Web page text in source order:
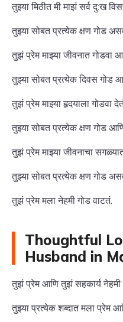
तुझ्या मिठीत मी माझं सर्व दु:ख
तुझ्या सोबत प्रत्येक क्षण गोड
तुझं प्रेम माझ्या जीवनात गोडवा
तुझ्या सोबत प्रत्येक दिवस गोड
तुझं प्रेम माझ्या हृदयाला गोडवा
तुझ्या सोबत प्रत्येक क्षण गोड
तुझं प्रेम माझ्या जीवनाचा
तुझ्या सोबत प्रत्येक क्षण गोड
तुझं प्रेम मला नेहमी गोड वाटतं.
Thoughtful
Husband in
तुझं प्रेम आणि तुझं सहकार्य नेहमी
तुझ्या प्रत्येक शब्दात मला प्रेम